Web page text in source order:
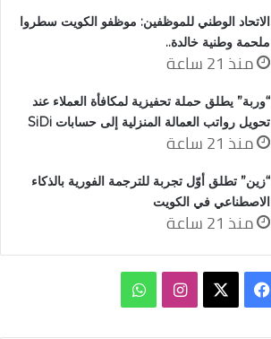
الاتحاد الوطني للموظفين: موظفو الكويت سطروا
ملحمة وطنية خالدة..
منذ 21 ساعة
“وربة” يطلق حملة تحفيزية لمكافأة العملاء عند
تحويل رواتب العمالة المنزلية إلى حسابات SiDi
منذ 21 ساعة
“زين” تطلق أوّل تجربة للترجمة الفورية بالذكاء
الاصطناعي في الكويت
منذ 21 ساعة
فيسبوك انستقرامواتساب